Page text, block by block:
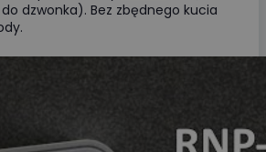
dzwonka). Bez zbędnego kucia